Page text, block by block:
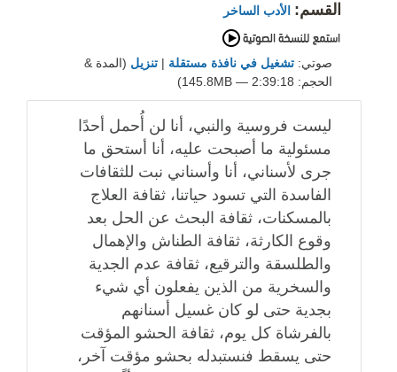
القسم: الأدب الساخر
صوتي: تشغيل في نافذة مستقلة | تنزيل (المدة &
الحجم: 2:39:18 — 145.8MB)
ليست فروسية والنبي، أنا لن أُحمل أحدًا
مسئولية ما أصبحت عليه، أنا أستحق ما
جرى لأسناني، أنا وأسناني نبت للثقافات
الفاسدة التي تسود حياتنا، ثقافة العلاج
بالمسكنات، ثقافة البحث عن الحل بعد
وقوع الكارثة، ثقافة الطناش والإهمال
والطلسقة والترقيع، ثقافة عدم الجدية
والسخرية من الذين يفعلون أي شيء
بجدية حتى لو كان غسيل أسنانهم
بالفرشاة كل يوم، ثقافة الحشو المؤقت
حتى يسقط فنستبدله بحشو مؤقت آخر،